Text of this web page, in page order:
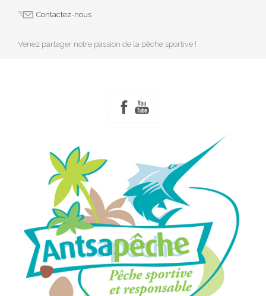
Contactez-nous
Venez partager notre passion de la pêche sportive !